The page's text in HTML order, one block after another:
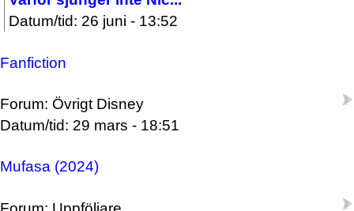
Datum/tid: 26 juni - 13:52
Fanfiction
Forum: Övrigt Disney
Datum/tid: 29 mars - 18:51
Mufasa (2024)
Forum: Uppföljare